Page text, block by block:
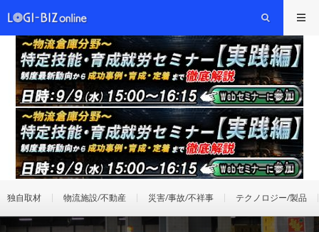
独自取材 物流施設/不動産 災害/事故/不祥事 テクノロジー/製品